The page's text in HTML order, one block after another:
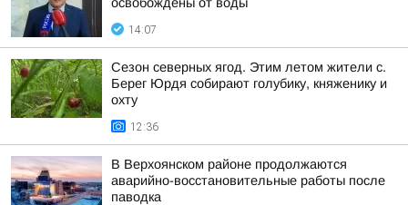
14:07
Сезон северных ягод. Этим летом жители с.
Берег Юрдя собирают голубику, княженику и
охту
12:36
В Верхоянском районе продолжаются
аварийно-восстановительные работы после
паводка